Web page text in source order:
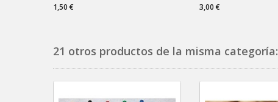
1,50 € 3,00 €
21 otros productos de la misma categoría: